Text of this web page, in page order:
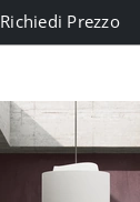
Richiedi Prezzo